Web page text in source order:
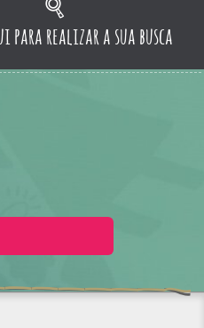
para realizar a sua busca